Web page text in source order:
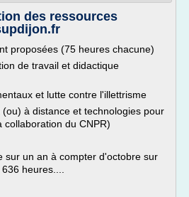
des ressources
proposées (75 heures chacune)
de travail et didactique
et lutte contre l'illettrisme
à distance et technologies pour
collaboration du CNPR)
sur un an à compter d'octobre sur
heures....